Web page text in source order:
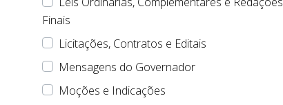
Finais
Licitações, Contratos e Editais
Mensagens do Governador
Moções e Indicações